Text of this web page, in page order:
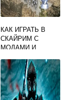
КАК ИГРАТЬ В
СКАЙРИМ С
МОДАМИ И
ДОСТИЖЕНИЯ